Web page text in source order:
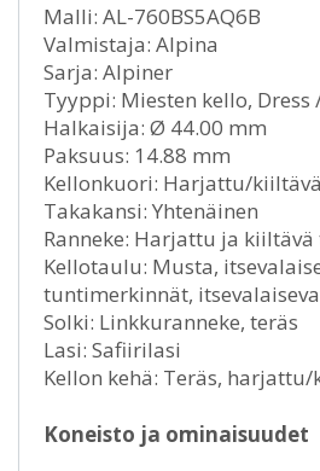
Malli: AL-760BS5AQ6B
Valmistaja: Alpina
Sarja: Alpiner
Tyyppi: Miesten kello,
Halkaisija: Ø 44.00 mm
Paksuus: 14.88 mm
Kellonkuori: Harjattu/
Takakansi: Yhtenäinen
Ranneke: Harjattu ja kiiltävä
Kellotaulu: Musta,
tuntimerkinnät,
Solki: Linkkuranneke, teräs
Lasi: Safiirilasi
Kellon kehä: Teräs,
Koneisto ja ominaisuudet